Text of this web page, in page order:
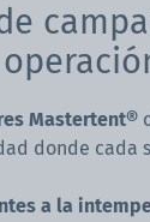
Mastertent®
donde cada
a la